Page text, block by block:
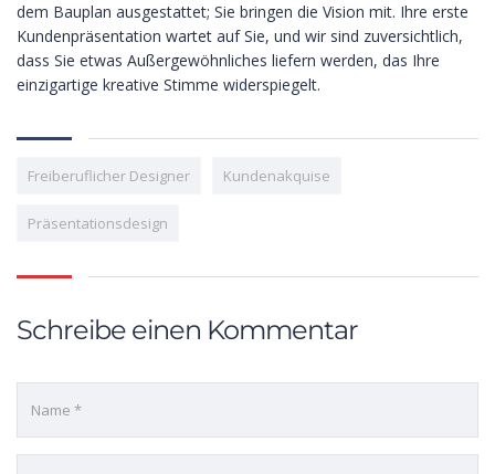
dem Bauplan ausgestattet; Sie bringen die Vision mit. Ihre erste
Kundenpräsentation wartet auf Sie, und wir sind zuversichtlich,
dass Sie etwas Außergewöhnliches liefern werden, das Ihre
einzigartige kreative Stimme widerspiegelt.
Freiberuflicher Designer Kundenakquise
Präsentationsdesign
Schreibe einen Kommentar